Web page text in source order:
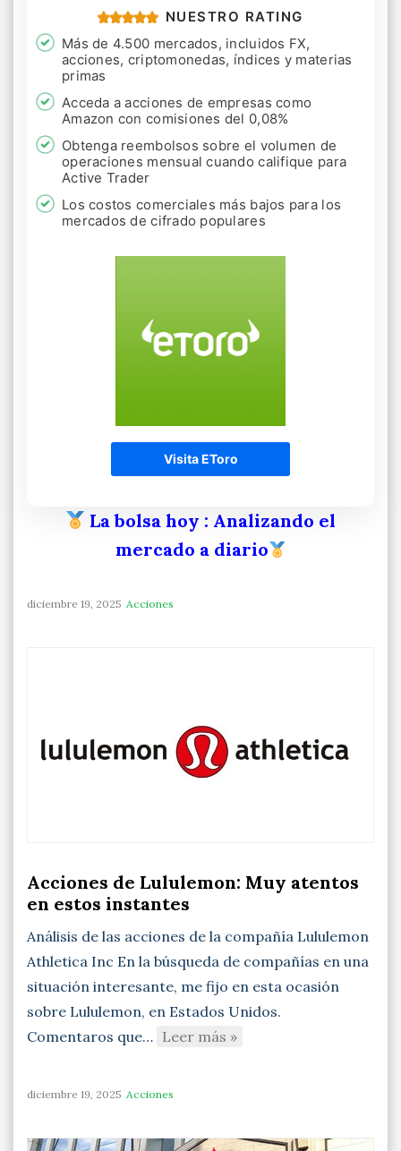
NUESTRO RATING
Más de 4.500 mercados, incluidos FX,
acciones, criptomonedas, índices y materias
primas
Acceda a acciones de empresas como
Amazon con comisiones del 0,08%
Obtenga reembolsos sobre el volumen de
operaciones mensual cuando califique para
Active Trader
Los costos comerciales más bajos para los
mercados de cifrado populares
Visita EToro
La bolsa hoy : Analizando el
mercado a diario
diciembre 19, 2025 Acciones
Acciones de Lululemon: Muy atentos
en estos instantes
Análisis de las acciones de la compañía Lululemon
Athletica Inc En la búsqueda de compañías en una
situación interesante, me fijo en esta ocasión
sobre Lululemon, en Estados Unidos.
Comentaros que… Leer más »
diciembre 19, 2025 Acciones